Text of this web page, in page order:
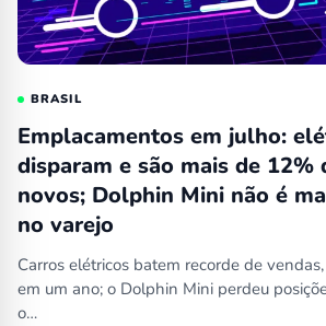
BRASIL
Emplacamentos em julho:
disparam e são mais de 12%
novos; Dolphin Mini não é
no varejo
Carros elétricos batem recorde de
em um ano; o Dolphin Mini perdeu
o…